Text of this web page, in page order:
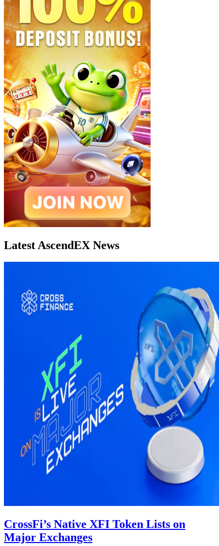
Latest AscendEX News
CrossFi’s Native XFI Token Lists on
Major Exchanges